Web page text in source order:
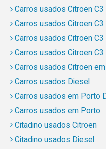
Carros usados Citroen
Carros usados Citroen C3
Carros usados Citroen
Carros usados Citroen C3
Carros usados Citroen
Carros usados Diesel
Carros usados em Porto
Carros usados em Porto
Citadino usados Citroen
Citadino usados Diesel